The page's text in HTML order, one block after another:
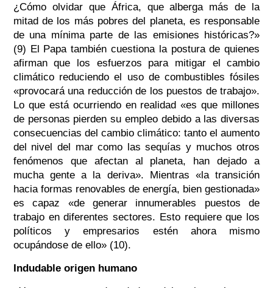
¿Cómo olvidar que África, que alberga más de la
mitad de los más pobres del planeta, es responsable
de una mínima parte de las emisiones históricas?»
(9) El Papa también cuestiona la postura de quienes
afirman que los esfuerzos para mitigar el cambio
climático reduciendo el uso de combustibles fósiles
«provocará una reducción de los puestos de trabajo».
Lo que está ocurriendo en realidad «es que millones
de personas pierden su empleo debido a las diversas
consecuencias del cambio climático: tanto el aumento
del nivel del mar como las sequías y muchos otros
fenómenos que afectan al planeta, han dejado a
mucha gente a la deriva». Mientras «la transición
hacia formas renovables de energía, bien gestionada»
es capaz «de generar innumerables puestos de
trabajo en diferentes sectores. Esto requiere que los
políticos y empresarios estén ahora mismo
ocupándose de ello» (10).
Indudable origen humano